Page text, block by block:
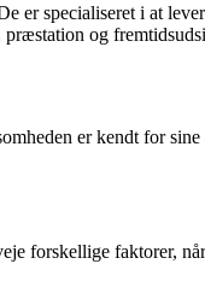
er specialiseret i at
og
er kendt for
forskellige faktorer,